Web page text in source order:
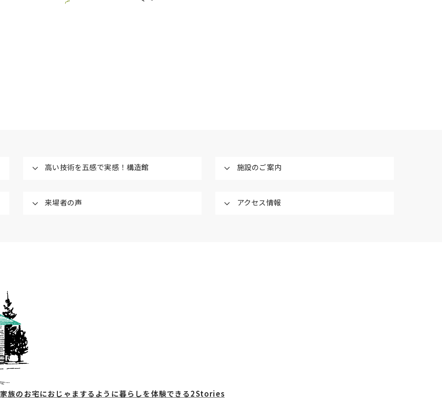
⾼い技術を五感で実感！構造館 施設のご案内
来場者の声 アクセス情報
家族のお宅におじゃまするように暮らしを体験できる2Stories